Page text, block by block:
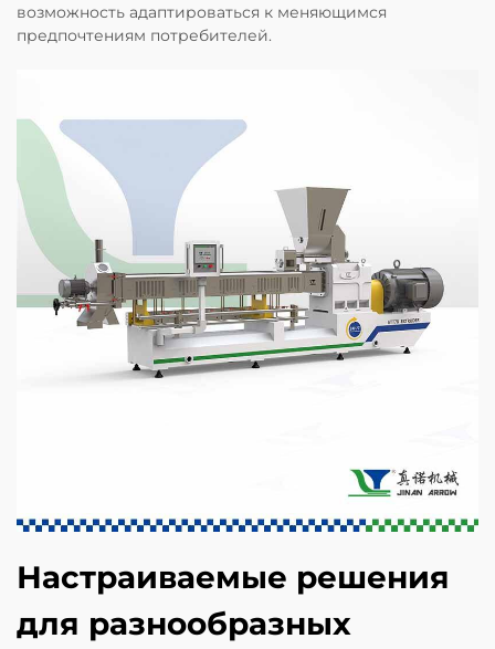
возможность адаптироваться к меняющимся
предпочтениям потребителей.
Настраиваемые решения
для разнообразных